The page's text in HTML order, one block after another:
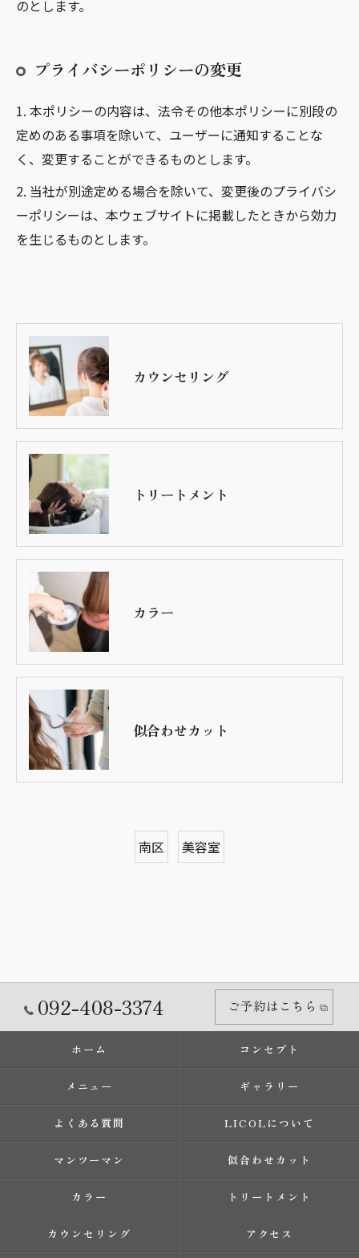
のとします。
プライバシーポリシーの変更
1. 本ポリシーの内容は、法令その他本ポリシーに別段の
定めのある事項を除いて、ユーザーに通知することな
く、変更することができるものとします。
2. 当社が別途定める場合を除いて、変更後のプライバシ
ーポリシーは、本ウェブサイトに掲載したときから効力
を生じるものとします。
カウンセリング
トリートメント
カラー
似合わせカット
南区 美容室
092-408-3374 ご予約はこちら
ホーム コンセプト
メニュー ギャラリー
よくある質問 LICOLについて
マンツーマン 似合わせカット
カラー トリートメント
カウンセリング アクセス